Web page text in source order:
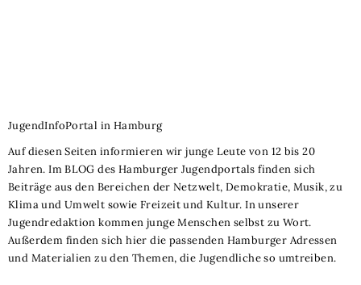
JugendInfoPortal in Hamburg
Auf diesen Seiten informieren wir junge Leute von 12 bis 20
Jahren. Im BLOG des Hamburger Jugendportals finden sich
Beiträge aus den Bereichen der Netzwelt, Demokratie, Musik, zu
Klima und Umwelt sowie Freizeit und Kultur. In unserer
Jugendredaktion kommen junge Menschen selbst zu Wort.
Außerdem finden sich hier die passenden Hamburger Adressen
und Materialien zu den Themen, die Jugendliche so umtreiben.